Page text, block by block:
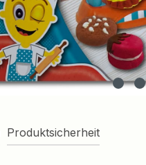
Produktsicherheit